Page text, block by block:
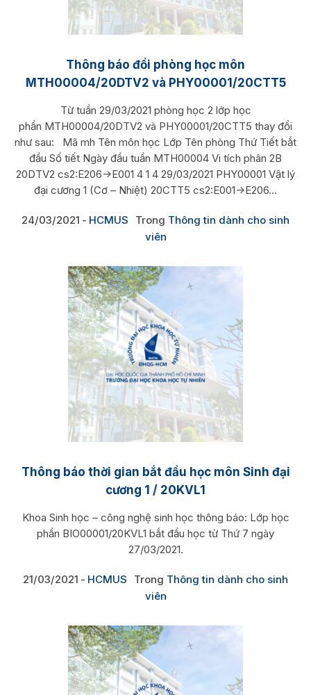
Thông báo đổi phòng học môn
MTH00004/20DTV2 và PHY00001/20CTT5
Từ tuần 29/03/2021 phòng học 2 lớp học
phần MTH00004/20DTV2 và PHY00001/20CTT5 thay đổi
như sau: Mã mh Tên môn học Lớp Tên phòng Thứ Tiết bắt
đầu Số tiết Ngày đầu tuần MTH00004 Vi tích phân 2B
20DTV2 cs2:E206->E001 4 1 4 29/03/2021 PHY00001 Vật l‎‎ý
đại cương 1 (Cơ – Nhiệt) 20CTT5 cs2:E001->E206...
24/03/2021 HCMUS Trong Thông tin dành cho sinh
viên
Thông báo thời gian bắt đầu học môn Sinh đại
cương 1 / 20KVL1
Khoa Sinh học – công nghệ sinh học thông báo: Lớp học
phần BIO00001/20KVL1 bắt đầu học từ Thứ 7 ngày
27/03/2021.
21/03/2021 HCMUS Trong Thông tin dành cho sinh
viên